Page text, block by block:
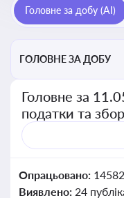
Головне за добу (AI)
ГОЛОВНЕ ЗА ДОБУ
Головне за
податки та
Опрацьовано:
Виявлено: 24